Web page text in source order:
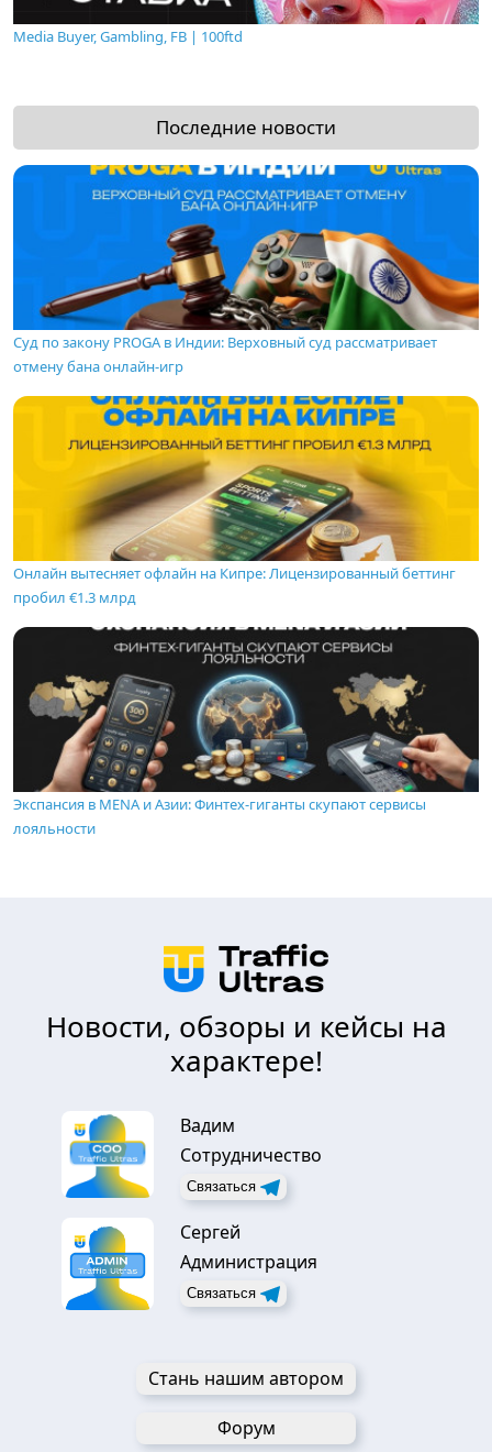
Media Buyer, Gambling, FB | 100ftd
Последние новости
Суд по закону PROGA в Индии: Верховный суд рассматривает
отмену бана онлайн-игр
Онлайн вытесняет офлайн на Кипре: Лицензированный беттинг
пробил €1.3 млрд
Экспансия в MENA и Азии: Финтех-гиганты скупают сервисы
лояльности
Новости, обзоры и кейсы на
характере!
Вадим
Сотрудничество
Связаться
Сергей
Администрация
Связаться
Стань нашим автором
Форум